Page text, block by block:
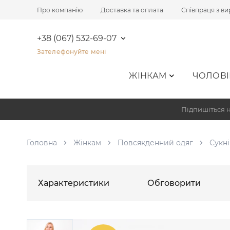
Про компанію Доставка та оплата Співпраця з
+38 (067) 532-69-07
Зателефонуйте мені
ЖІНКАМ
Підпишіться
Головна Жінкам Повсякденний одяг
Характеристики Обговорити